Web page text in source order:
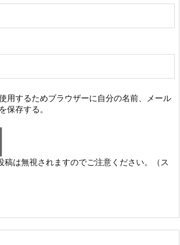
用するためブラウザーに自分の名前、メール
保存する。
稿は無視されますのでご注意ください。（ス